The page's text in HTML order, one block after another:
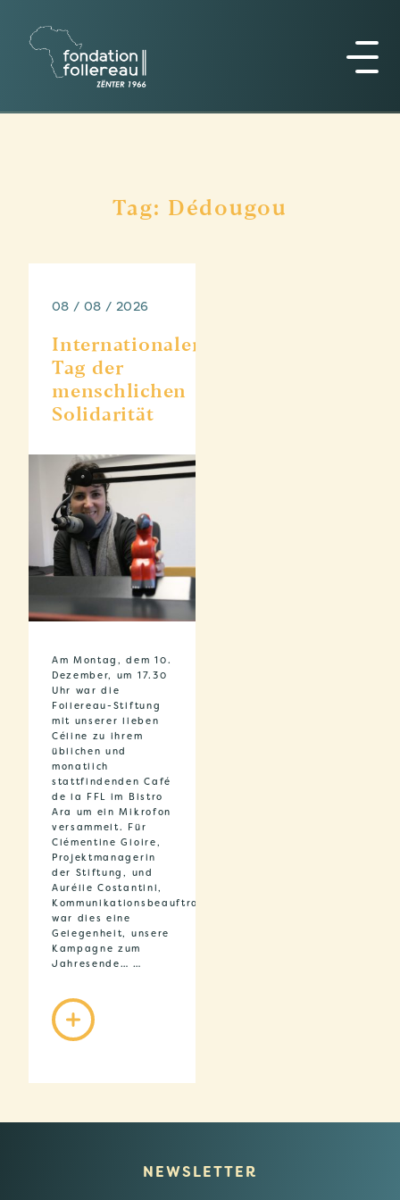
Tag: Dédougou
08 / 08 / 2026
Internationaler
Tag der
menschlichen
Solidarität
Am Montag, dem 10.
Dezember, um 17.30
Uhr war die
Follereau-Stiftung
mit unserer lieben
Céline zu ihrem
üblichen und
monatlich
stattfindenden Café
de la FFL im Bistro
Ara um ein Mikrofon
versammelt. Für
Clémentine Gloire,
Projektmanagerin
der Stiftung, und
Aurélie Costantini,
Kommunikationsbeauftragte,
war dies eine
Gelegenheit, unsere
Kampagne zum
Jahresende… …
NEWSLETTER